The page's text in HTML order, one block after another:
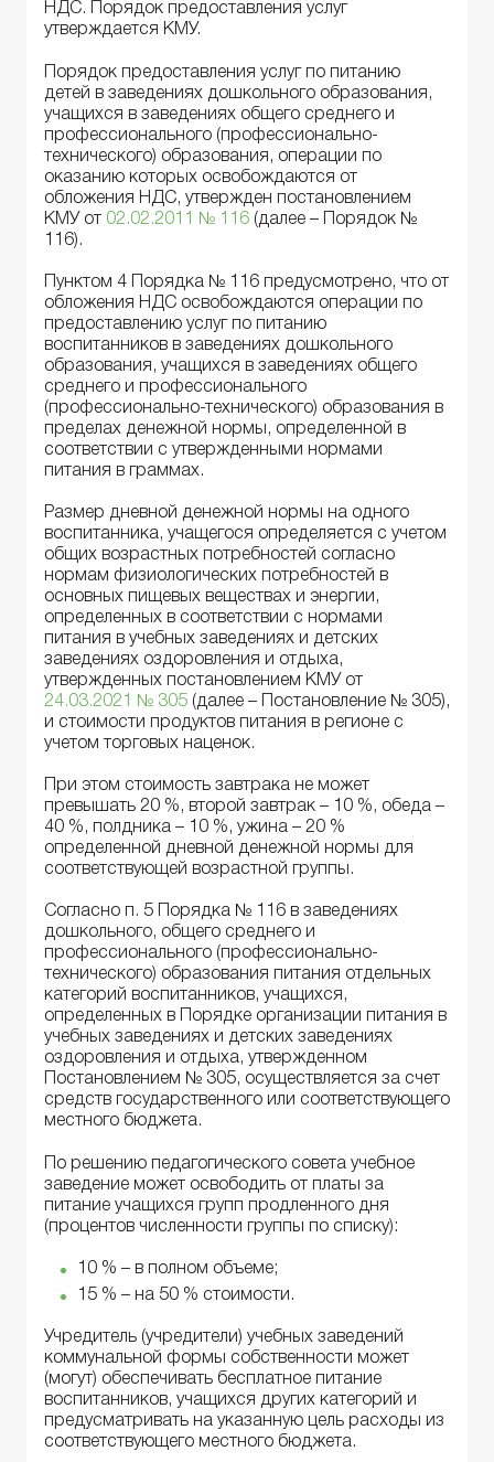
НДС. Порядок предоставления услуг
утверждается КМУ.
Порядок предоставления услуг по питанию
детей в заведениях дошкольного образования,
учащихся в заведениях общего среднего и
профессионального (профессионально-
технического) образования, операции по
оказанию которых освобождаются от
обложения НДС, утвержден постановлением
КМУ от 02.02.2011 № 116 (далее – Порядок №
116).
Пунктом 4 Порядка № 116 предусмотрено, что от
обложения НДС освобождаются операции по
предоставлению услуг по питанию
воспитанников в заведениях дошкольного
образования, учащихся в заведениях общего
среднего и профессионального
(профессионально-технического) образования в
пределах денежной нормы, определенной в
соответствии с утвержденными нормами
питания в граммах.
Размер дневной денежной нормы на одного
воспитанника, учащегося определяется с учетом
общих возрастных потребностей согласно
нормам физиологических потребностей в
основных пищевых веществах и энергии,
определенных в соответствии с нормами
питания в учебных заведениях и детских
заведениях оздоровления и отдыха,
утвержденных постановлением КМУ от
24.03.2021 № 305 (далее – Постановление № 305),
и стоимости продуктов питания в регионе с
учетом торговых наценок.
При этом стоимость завтрака не может
превышать 20 %, второй завтрак – 10 %, обеда –
40 %, полдника – 10 %, ужина – 20 %
определенной дневной денежной нормы для
соответствующей возрастной группы.
Согласно п. 5 Порядка № 116 в заведениях
дошкольного, общего среднего и
профессионального (профессионально-
технического) образования питания отдельных
категорий воспитанников, учащихся,
определенных в Порядке организации питания в
учебных заведениях и детских заведениях
оздоровления и отдыха, утвержденном
Постановлением № 305, осуществляется за счет
средств государственного или соответствующего
местного бюджета.
По решению педагогического совета учебное
заведение может освободить от платы за
питание учащихся групп продленного дня
(процентов численности группы по списку):
10 % – в полном объеме;
15 % – на 50 % стоимости.
Учредитель (учредители) учебных заведений
коммунальной формы собственности может
(могут) обеспечивать бесплатное питание
воспитанников, учащихся других категорий и
предусматривать на указанную цель расходы из
соответствующего местного бюджета.